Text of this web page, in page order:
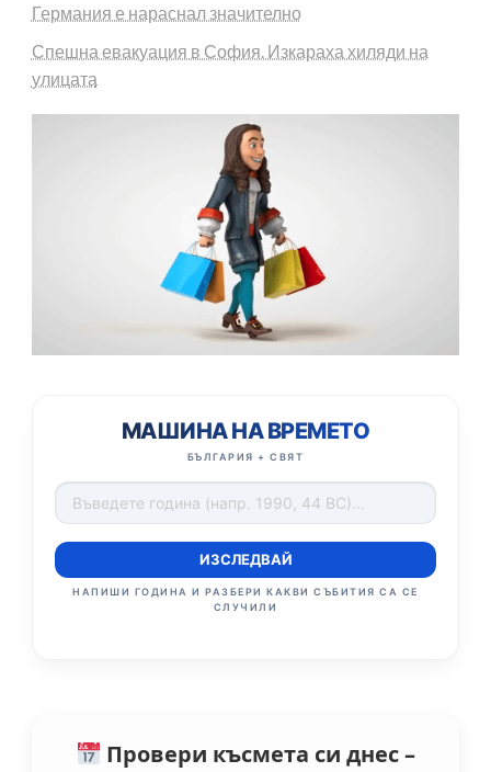
Германия е нараснал значително
Спешна евакуация в София. Изкараха хиляди на
улицата
МАШИНА НА ВРЕМЕТО
БЪЛГАРИЯ + СВЯТ
ИЗСЛЕДВАЙ
НАПИШИ ГОДИНА И РАЗБЕРИ КАКВИ СЪБИТИЯ СА СЕ
СЛУЧИЛИ
Провери късмета си днес –